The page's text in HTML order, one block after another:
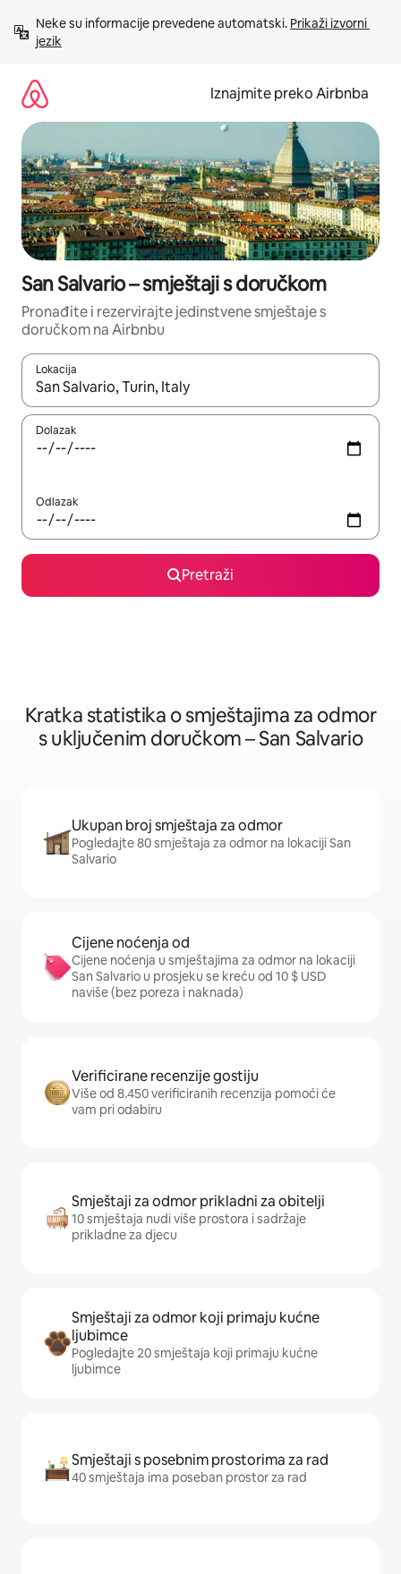
sadržaj
Neke su informacije prevedene automatski. Prikaži izvorni
jezik
Iznajmite preko Airbnba
San Salvario – smještaji s doručkom
Pronađite i rezervirajte jedinstvene smještaje s
doručkom na Airbnbu
Lokacija
Kada budu dostupni rezultati, moći ćete ih pregledati
Dolazak
Odlazak
Pretraži
Kratka statistika o smještajima za odmor
s uključenim doručkom – San Salvario
Ukupan broj smještaja za odmor
Pogledajte 80 smještaja za odmor na lokaciji San
Salvario
Cijene noćenja od
Cijene noćenja u smještajima za odmor na lokaciji
San Salvario u prosjeku se kreću od 10 $ USD
naviše (bez poreza i naknada)
Verificirane recenzije gostiju
Više od 8.450 verificiranih recenzija pomoći će
vam pri odabiru
Smještaji za odmor prikladni za obitelji
10 smještaja nudi više prostora i sadržaje
prikladne za djecu
Smještaji za odmor koji primaju kućne
ljubimce
Pogledajte 20 smještaja koji primaju kućne
ljubimce
Smještaji s posebnim prostorima za rad
40 smještaja ima poseban prostor za rad